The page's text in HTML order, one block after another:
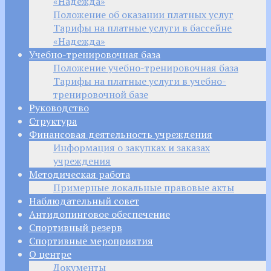
Положение об оказании платных услуг
Тарифы на платные услуги в бассейне
«Надежда»
Учебно-тренировочная база
Положение учебно-тренировочная база
Тарифы на платные услуги в учебно-
тренировочной базе
Руководство
Структура
Финансовая деятельность учреждения
Информация о закупках и заказах
учреждения
Методическая работа
Примерные локальные правовые акты
Наблюдательный совет
Антидопинговое обеспечение
Спортивный резерв
Спортивные мероприятия
О центре
Документы